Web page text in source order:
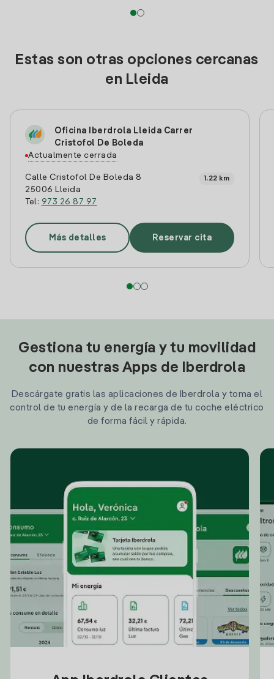
Estas son otras opciones cercanas
en Lleida
Oficina Iberdrola Lleida Carrer
Cristofol De Boleda
Actualmente cerrada
Calle Cristofol De Boleda 8
25006 Lleida
Tel: 973 26 87 97
1.22 km
Más detalles Reservar cita
Gestiona tu energía y tu movilidad
con nuestras Apps de Iberdrola
Descárgate gratis las aplicaciones de Iberdrola y toma el
control de tu energía y de la recarga de tu coche eléctrico
de forma fácil y rápida.